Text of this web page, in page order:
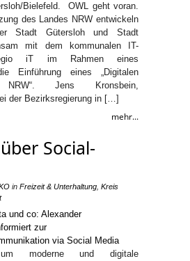
Bielefeld. OWL geht voran.
des Landes NRW entwickeln
Stadt Gütersloh und Stadt
mit dem kommunalen IT-
iT im Rahmen eines
Einführung eines „Digitalen
NRW“. Jens Kronsbein,
der Bezirksregierung in […]
mehr...
Social-
in Freizeit & Unterhaltung Kreis
moderne und digitale